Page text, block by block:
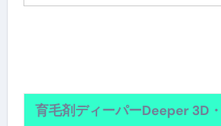
育毛剤ディーパーDeeper 3D